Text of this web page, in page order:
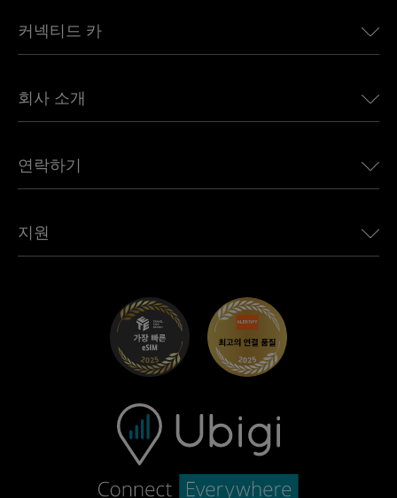
유럽용 eSIM
캐나다용 eSIM
아프리카용 eSIM
모든 목적지 보기
커넥티드 카
Land Rover용 Ubigi
Jeep용 Ubigi
Mini용 Ubigi
Maserati용 Ubigi
회사 소개
언론에 소개된 Ubigi
Ubigi 앱
연락하기
제휴 프로그램
지원